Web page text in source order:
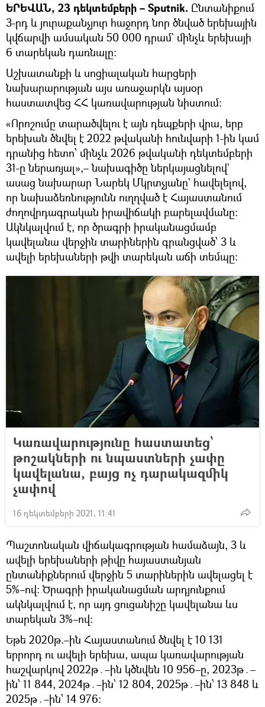
ԵՐԵՎԱՆ, 23 դեկտեմբերի – Sputnik. Ընտանիքում
3-րդ և յուրաքանչյուր հաջորդ նոր ծնված երեխային
կվճարվի ամսական 50 000 դրամ` մինչև երեխայի
6 տարեկան դառնալը։
Աշխատանքի և սոցիալական հարցերի
նախարարության այս առաջարկն այսօր
հաստատվեց ՀՀ կառավարության նիստում։
«Որոշումը տարածվելու է այն դեպքերի վրա, երբ
երեխան ծնվել է 2022 թվականի հունվարի 1-ին կամ
դրանից հետո՝ մինչև 2026 թվականի դեկտեմբերի
31-ը ներառյալ»,– նախագիծը ներկայացնելով`
ասաց նախարար Նարեկ Մկրտչյանը` հավելելով,
որ նախաձեռնությունն ուղղված է Հայաստանում
ժողովրդագրական իրավիճակի բարելավմանը։
Ակնկալվում է, որ ծրագրի իրականացմամբ
կավելանա վերջին տարիներին գրանցված՝ 3 և
ավելի երեխաների թվի տարեկան աճի տեմպը։
Կառավարությունը հաստատեց`
թոշակների ու նպաստների չափը
կավելանա, բայց ոչ դարակազմիկ
չափով
16 դեկտեմբերի 2021, 11:41
Պաշտոնական վիճակագրության համաձայն, 3 և
ավելի երեխաների թիվը հայաստանյան
ընտանիքներում վերջին 5 տարիներին ավելացել է
5%–ով։ Ծրագրի իրականացման արդյունքում
ակնկալվում է, որ այդ ցուցանիշը կավելանա ևս
տարեկան 3%–ով։
Եթե 2020թ.–ին Հայաստանում ծնվել է 10 131
երրորդ ու ավելի երեխա, ապա կառավարության
հաշվարկով 2022թ․–ին կծնվեն 10 956–ը, 2023թ․–
ին՝ 11 844, 2024թ․–ին՝ 12 804, 2025թ․–ին՝ 13 848 և
2025թ․–ին՝ 14 976։